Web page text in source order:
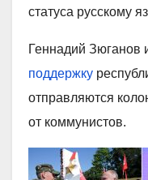
статуса русскому
Геннадий Зюганов
поддержку
отправляются
от коммунистов.